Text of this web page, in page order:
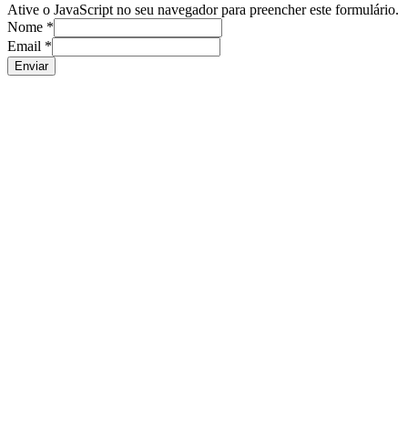
Ative o JavaScript no seu navegador para preencher este formulário.
Nome *
Email *
Enviar